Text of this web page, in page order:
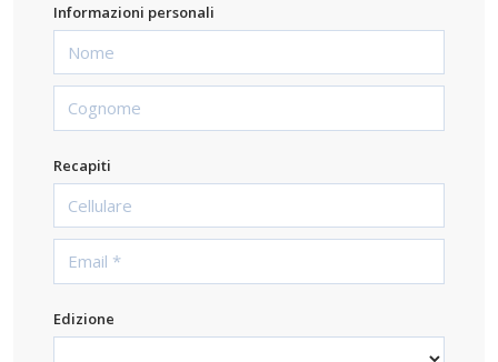
Informazioni personali
Recapiti
Edizione